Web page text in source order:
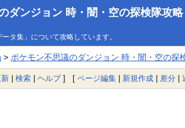
ダンジョン 時・闇・空の探検隊攻略
タ集」について攻略しています。
> ポケモン不思議のダンジョン 時・闇・空の探
| 検索 | ヘルプ] [ ページ編集 | 新規作成 | 差分 |